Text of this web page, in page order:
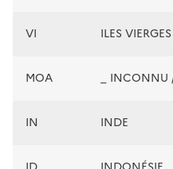
VI ILES
MOA _
IN INDE